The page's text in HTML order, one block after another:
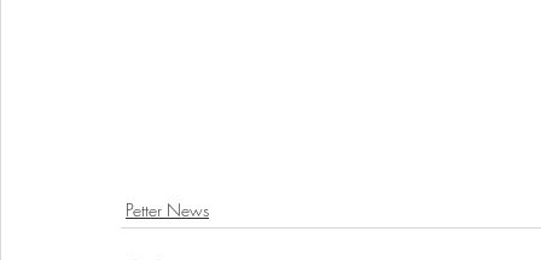
Petter News